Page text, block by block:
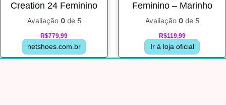
Creation 24 Feminino
Avaliação 0de 5
R$779,99
netshoes.com.br
Feminino – Marinho
Avaliação 0de 5
R$119,99
Ir à loja oficial